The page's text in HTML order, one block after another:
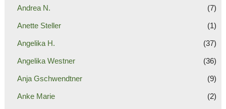
Andrea N. (7)
Anette Steller (1)
Angelika H. (37)
Angelika Westner (36)
Anja Gschwendtner (9)
Anke Marie (2)